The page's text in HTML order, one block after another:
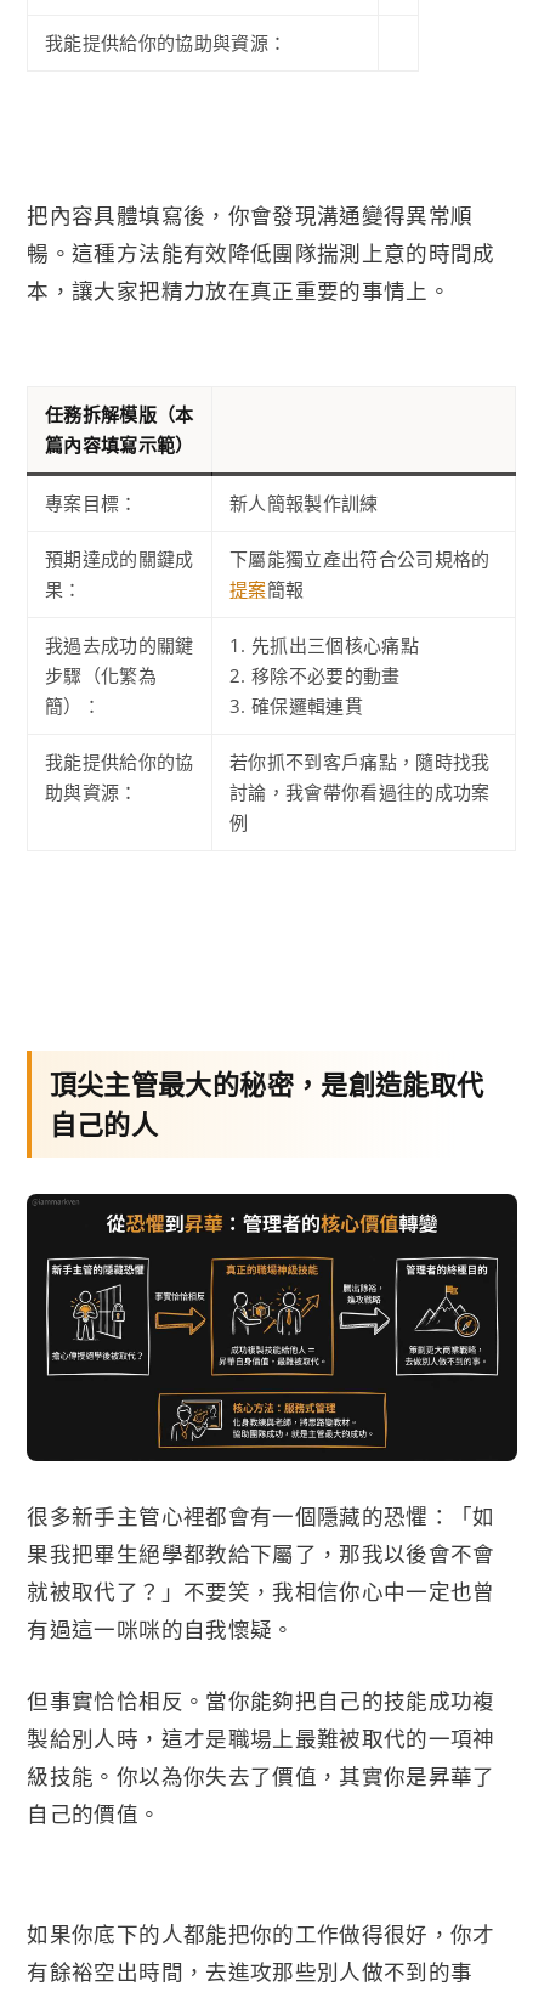
我能提供給你的協助與資源：
把內容具體填寫後，你會發現溝通變得異常順
暢。這種方法能有效降低團隊揣測上意的時間成
本，讓大家把精力放在真正重要的事情上。
任務拆解模版（本
篇內容填寫示範）
專案目標： 新人簡報製作訓練
預期達成的關鍵成
果：
下屬能獨立產出符合公司規格的
提案簡報
我過去成功的關鍵
步驟（化繁為
簡）：
1. 先抓出三個核心痛點
2. 移除不必要的動畫
3. 確保邏輯連貫
我能提供給你的協
助與資源：
若你抓不到客戶痛點，隨時找我
討論，我會帶你看過往的成功案
例
頂尖主管最大的秘密，是創造能取代
自己的人
很多新手主管心裡都會有一個隱藏的恐懼：「如
果我把畢生絕學都教給下屬了，那我以後會不會
就被取代了？」不要笑，我相信你心中一定也曾
有過這一咪咪的自我懷疑。
但事實恰恰相反。當你能夠把自己的技能成功複
製給別人時，這才是職場上最難被取代的一項神
級技能。你以為你失去了價值，其實你是昇華了
自己的價值。
如果你底下的人都能把你的工作做得很好，你才
有餘裕空出時間，去進攻那些別人做不到的事